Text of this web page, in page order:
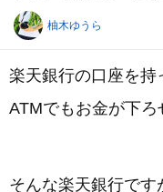
柚木ゆうら
楽天銀行の口座を持
ATMでもお金が下ろ
そんな楽天銀行です